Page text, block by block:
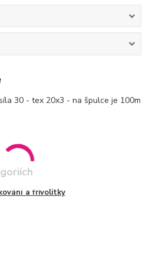
30 - tex 20x3 - na špulce je 100m
a frivolitky